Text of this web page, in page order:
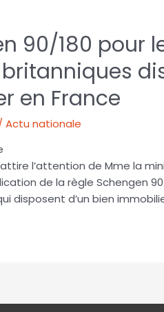
90/180 pour
en France
Actu nationale
l’attention de Mme la
de la règle Schengen
disposent d’un bien